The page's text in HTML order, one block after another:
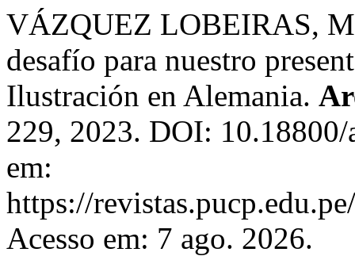
VÁZQUEZ LOBEIRAS,
desafío para nuestro
Ilustración en Alemania.
229, 2023. DOI:
em:
https://
Acesso em: 7 ago. 2026.